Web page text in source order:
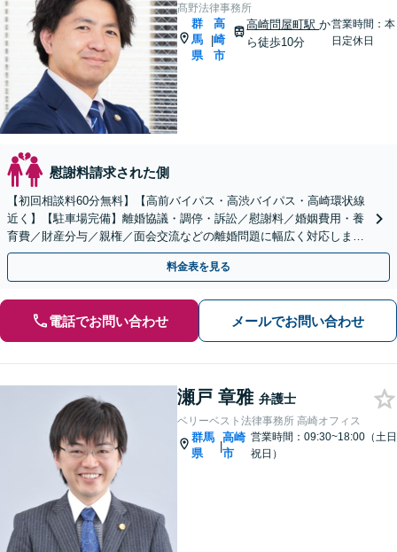
髙野法律事務所
群
馬
県
|
高
崎
市
高崎問屋町駅か
ら徒歩10分
営業時間：本
日定休日
慰謝料請求された側
【初回相談料60分無料】【高前バイパス・高渋バイパス・高崎環状線
近く】【駐車場完備】離婚協議・調停・訴訟／慰謝料／婚姻費用・養
育費／財産分与／親権／面会交流などの離婚問題に幅広く対応しま
す。不貞慰謝料請求も解決実績豊富【休日・夜間対応可】
料金表を見る
電話でお問い合わせ メールでお問い合わせ
瀬戸 章雅 弁護士
ベリーベスト法律事務所 高崎オフィス
群馬
県
|
高崎
市
営業時間：09:30~18:00（土日
祝日）